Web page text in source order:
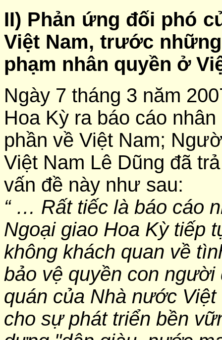
II) Phản ứng đối phó
Việt Nam, trước
phạm nhân quyền ở
Ngày 7 tháng 3 năm
Hoa Kỳ ra báo cáo
phần về Việt Nam;
Việt Nam Lê Dũng đã
vấn đề này như sau:
“ … Rất tiếc là báo cáo
Ngoại giao Hoa Kỳ tiếp
không khách quan về
bảo vệ quyền con
quán của Nhà nước
cho sự phát triển bền